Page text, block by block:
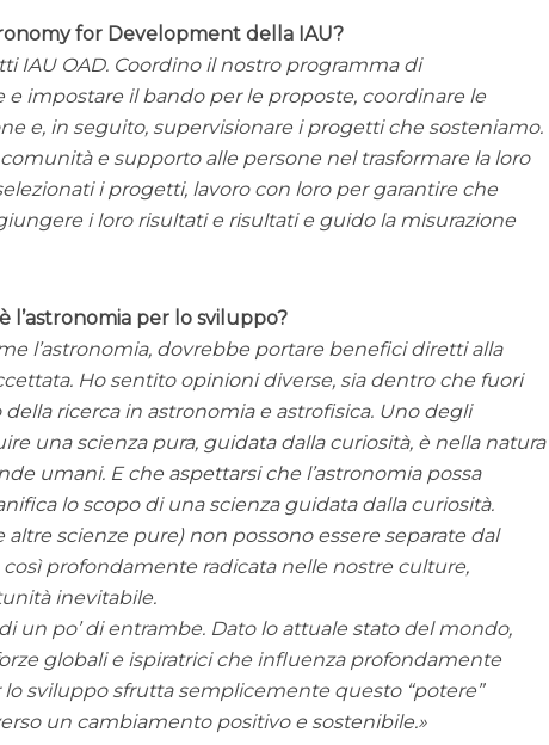
for Development della IAU?
IAU OAD. Coordino il nostro programma di
impostare il bando per le proposte, coordinare le
e, in seguito, supervisionare i progetti che sosteniamo.
e supporto alle persone nel trasformare la loro
i progetti, lavoro con loro per garantire che
i loro risultati e risultati e guido la misurazione
l’astronomia per lo sviluppo?
l’astronomia, dovrebbe portare benefici diretti alla
Ho sentito opinioni diverse, sia dentro che fuori
della ricerca in astronomia e astrofisica. Uno degli
una scienza pura, guidata dalla curiosità, è nella natura
umani. E che aspettarsi che l’astronomia possa
lo scopo di una scienza guidata dalla curiosità.
altre scienze pure) non possono essere separate dal
così profondamente radicata nelle nostre culture,
inevitabile.
un po’ di entrambe. Dato lo attuale stato del mondo,
globali e ispiratrici che influenza profondamente
lo sviluppo sfrutta semplicemente questo “potere”
un cambiamento positivo e sostenibile.